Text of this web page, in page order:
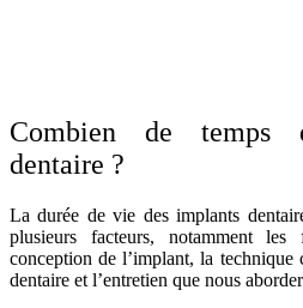
Combien de temps
dentaire ?
La durée de vie des implants
plusieurs facteurs, notamment
conception de l’implant, la technique
dentaire et l’entretien que nous